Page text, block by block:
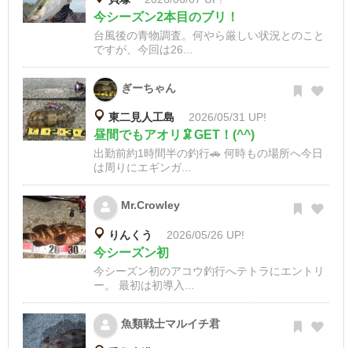
今シーズン2本目のブリ！
台風後の青物調査。何やら厳しい状況とのこと
ですが、今回は26...
ぎーちゃん
東二見人工島 2026/05/31 UP!
昼間でもアオリ🦑GET！(^^)
出勤前約1時間半の釣行🚗 何時もの場所へ今日
は周りにエギンガ...
Mr.Crowley
りんくう 2026/05/26 UP!
今シーズン初
今シーズン初のアコウ釣行へテトラにエントリ
ー。 最初は初導入...
魚類戦士マルイチ君